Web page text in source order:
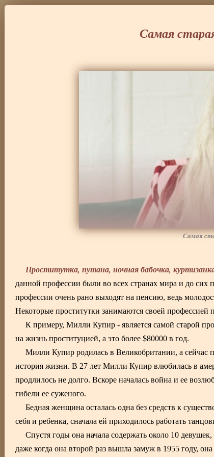
Самая
Самая
Проститутка, путана, ночная бабочка,
данной профессии были во всех странах мира и до
профессии очень рано выходят на пенсию, ведь
Некоторые проститутки занимаются своей профессией
К примеру, Милли Купир - является самой старой
на жизнь проституцией, а это более $80000 в год.
Милли Купир родилась в Великобритании, а сейчас
история жизни. В 27 лет Милли Купир влюбилась в
продлилось не долго. Вскоре началась война и ее
гибели ее суженого.
Бедная женщина осталась одна без средств к
себя и ребенка, сначала ей приходилось работать
Спустя годы она начала содержать около 10
даже когда она второй раз вышла замуж в 1955 году,